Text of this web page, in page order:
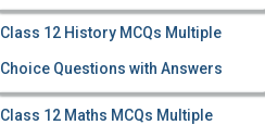
Class 12 History MCQs Multiple
Choice Questions with Answers
Class 12 Maths MCQs Multiple